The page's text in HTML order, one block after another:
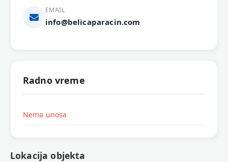
EMAIL
info@belicaparacin.com
Radno vreme
Nema unosa
Lokacija objekta